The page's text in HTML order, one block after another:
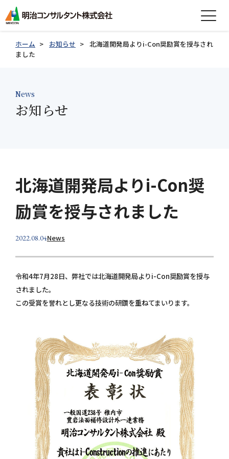
会社情報 expand_more
製品紹介
グループ会社採用情報
お知らせ
お問い合わせ
ホーム お知らせ
北海道開発局よりi-Con奨励賞を授与され
ました
News
お知らせ
北海道開発局よりi-Con奨
励賞を授与されました
2022.08.04News
令和4年7月28日、弊社では北海道開発局よりi-Con奨励賞を授与
されました。
この受賞を誉れとし更なる技術の研鑽を重ねてまいります。